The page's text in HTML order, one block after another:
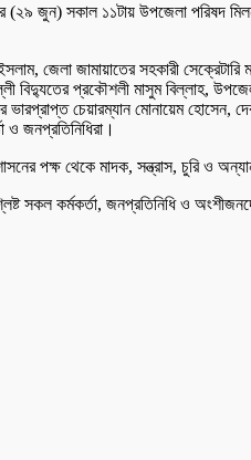
জুন) সকাল ১১টায় উপজেলা পরিষদ
জেলা জামায়াতের সহকারী
প্রকৌশলী মাসুম বিল্লাহ,
চেয়ারম্যান মোনায়েম হোসেন,
ও জনপ্রতিনিধিরা।
পক্ষ থেকে মাদক, সন্ত্রাস, চুরি ও
সকল কর্মকর্তা, জনপ্রতিনিধি ও